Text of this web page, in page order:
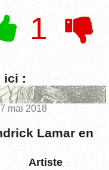
1
ici :
mai 2018
Lamar en
Artiste